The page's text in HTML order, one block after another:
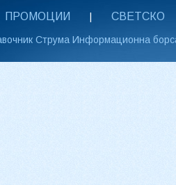
ПРОМОЦИИ СВЕТСКО
Струма Информационна